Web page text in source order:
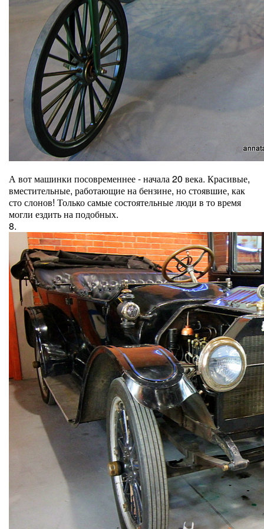
А вот машинки посовременнее - начала 20 века. Красивые,
вместительные, работающие на бензине, но стоявшие, как
сто слонов! Только самые состоятельные люди в то время
могли ездить на подобных.
8.